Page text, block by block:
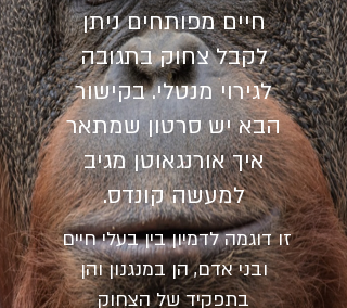
חיים מפותחים ניתן
לקבל צחוק בתגובה
לגירוי מנטלי. בקישור
הבא יש סרטון שמתאר
איך אורנגאוטן מגיב
למעשה קונדס.
זו דוגמה לדמיון בין בעלי חיים
ובני אדם, הן במנגנון והן
בתפקיד של הצחוק